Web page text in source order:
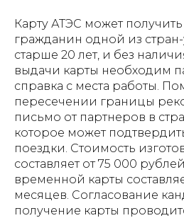
Карту АТЭС может
гражданин одной из
старше 20 лет, и без
выдачи карты необходим
справка с места работы.
пересечении границы
письмо от партнеров в
которое может
поездки. Стоимость
составляет от 75 000
временной карты
месяцев. Согласование
получение карты